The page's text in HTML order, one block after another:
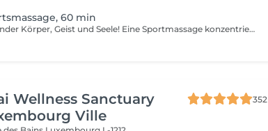
60 min
Gesunder Körper, Geist und Seele! Eine Sportmassage konzentriert sich darauf, die Durchblutung zu verbessern, die Gewebegeschmeidigkeit zu erhöhen und die Muskelspannung zu reduzieren. Sportmassage wird auch verwendet, um verspannte Muskeln zu lösen. Muskelspannung kann die Flexibilität einschränken, Schmerzen erhöhen und zukünftige Verletzungen verursachen. Sportmassage hilft, Muskelverspannungen zu lösen. Vorteile einer Sportmassage: - verbessert die Flexibilität - reduziert Muskelschmerzen - verhindert Verletzungen Wie wird eine Sportmassage durchgeführt? - Kopf und Nacken werden massiert - Schultern und Rücken werden massiert - Hände und Arme werden massiert - Füße und Beine werden massiert - Bauch wird massiert Altersbeschränkungen: es gibt keine Altersbeschränkungen für dieses Verfahren. Empfehlungen nach dem Verfahren: treiben Sie 2-3 Stunden nach dem Eingriff keinen Sport und machen Sie keine scharfen Bewegungen. Häufigkeit: 1-2 Mal pro Woche, insgesamt 10 Mal. Wiederholen Sie dies alle 3-6 Monate.
Wellness Sanctuary
Ville
352